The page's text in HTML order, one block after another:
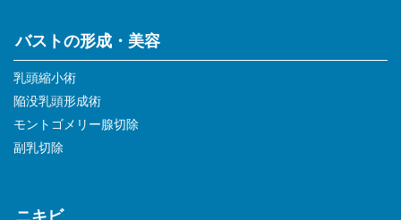
バストの形成・美容
乳頭縮小術
陥没乳頭形成術
モントゴメリー腺切除
副乳切除
ニキビ